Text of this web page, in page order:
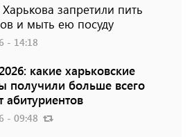
запретили пить
и мыть ею посуду
- 14:18
какие харьковские
получили больше всего
абитуриентов
- 09:48